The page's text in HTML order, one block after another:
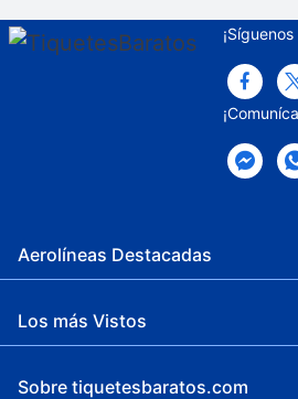
Aerolíneas Destacadas
Los más Vistos
Sobre tiquetesbaratos.com